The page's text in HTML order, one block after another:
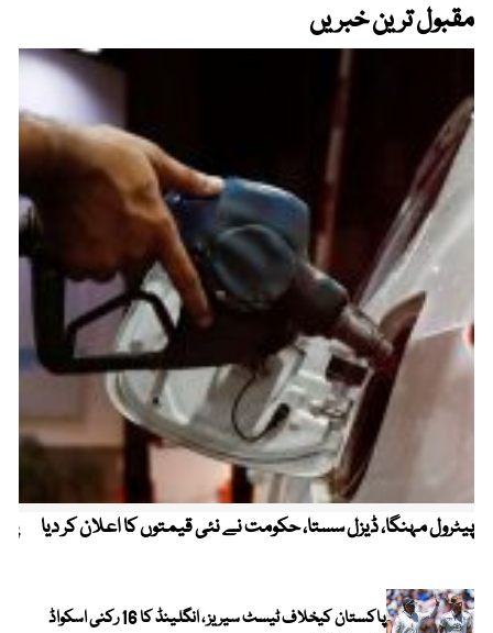
مقبول ترین خبریں
پیٹرول مہنگا، ڈیزل سستا، حکومت نے نئی قیمتوں کا اعلان کر دیا
پاکستان کیخلاف ٹیسٹ سیریز ، انگلینڈ کا 16 رکنی اسکواڈ